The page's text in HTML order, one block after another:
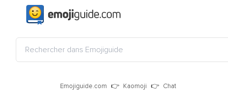
Emojiguide.com Kaomoji Chat